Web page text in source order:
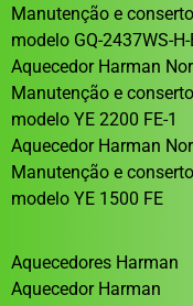
Manutenção e
modelo GQ-2437WS-H-
Aquecedor Harman
Manutenção e
modelo YE 2200 FE-1
Aquecedor Harman
Manutenção e
modelo YE 1500 FE
Aquecedores Harman
Aquecedor Harman